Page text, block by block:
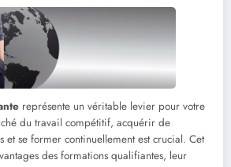
représente un véritable levier pour votre
du travail compétitif, acquérir de
et se former continuellement est crucial. Cet
des formations qualifiantes, leur